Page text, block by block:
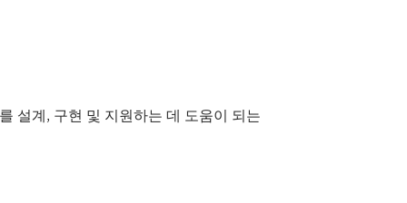
설계, 구현 및 지원하는 데 도움이 되는